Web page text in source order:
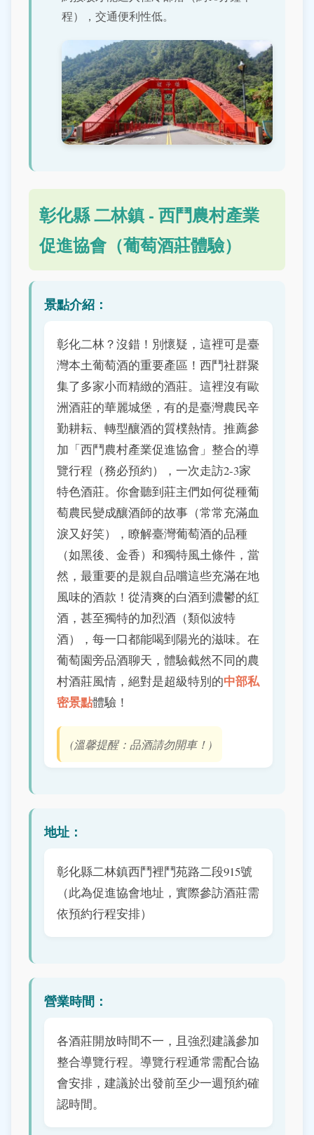
程），交通便利性低。
彰化縣 二林鎮 - 西鬥農村產業
促進協會（葡萄酒莊體驗）
景點介紹：
彰化二林？沒錯！別懷疑，這裡可是臺
灣本土葡萄酒的重要產區！西鬥社群聚
集了多家小而精緻的酒莊。這裡沒有歐
洲酒莊的華麗城堡，有的是臺灣農民辛
勤耕耘、轉型釀酒的質樸熱情。推薦參
加「西鬥農村產業促進協會」整合的導
覽行程（務必預約），一次走訪2-3家
特色酒莊。你會聽到莊主們如何從種葡
萄農民變成釀酒師的故事（常常充滿血
淚又好笑），瞭解臺灣葡萄酒的品種
（如黑後、金香）和獨特風土條件，當
然，最重要的是親自品嚐這些充滿在地
風味的酒款！從清爽的白酒到濃鬱的紅
酒，甚至獨特的加烈酒（類似波特
酒），每一口都能喝到陽光的滋味。在
葡萄園旁品酒聊天，體驗截然不同的農
村酒莊風情，絕對是超級特別的中部私
密景點體驗！
(溫馨提醒：品酒請勿開車！)
地址：
彰化縣二林鎮西鬥裡鬥苑路二段915號
（此為促進協會地址，實際參訪酒莊需
依預約行程安排）
營業時間：
各酒莊開放時間不一，且強烈建議參加
整合導覽行程。導覽行程通常需配合協
會安排，建議於出發前至少一週預約確
認時間。